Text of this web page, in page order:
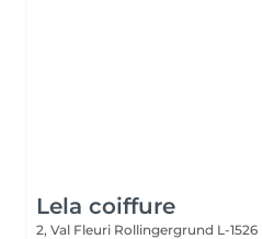
Lela coiffure
2, Val Fleuri Rollingergrund L-1526